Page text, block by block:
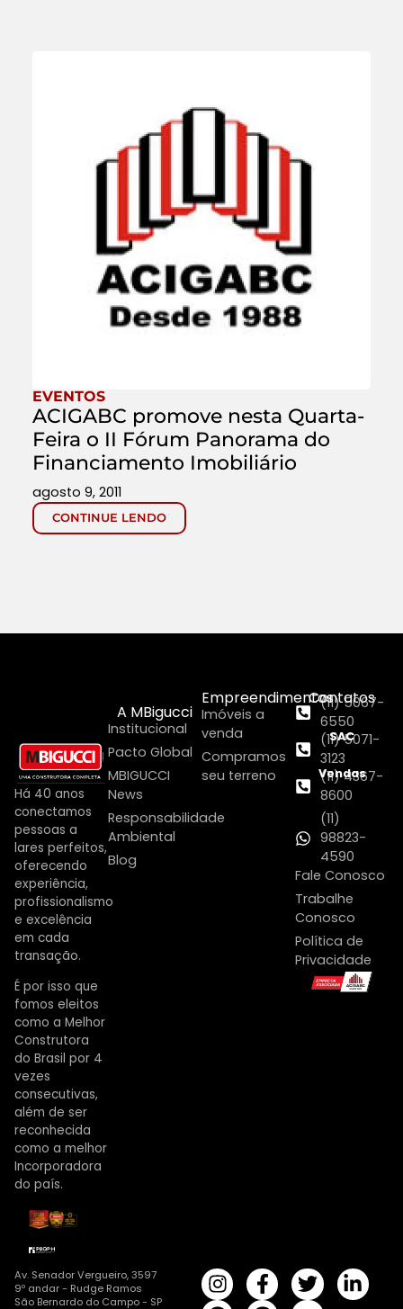
EVENTOS
ACIGABC promove nesta Quarta-
Feira o II Fórum Panorama do
Financiamento Imobiliário
CONTINUE LENDO
agosto 9, 2011
Há 40 anos
conectamos
pessoas a
lares perfeitos,
oferecendo
experiência,
profissionalismo
e excelência
em cada
transação.
É por isso que
fomos eleitos
como a Melhor
Construtora
do Brasil por 4
vezes
consecutivas,
além de ser
reconhecida
como a melhor
Incorporadora
do país.
A MBigucci
Institucional
Pacto Global
MBIGUCCI
News
Responsabilidade
Ambiental
Blog
Empreendimentos
Imóveis a
venda
Compramos
seu terreno
Contatos
(11) 5067-
6550
SAC
(11) 5071-
3123
Vendas
(11) 4367-
8600
(11)
98823-
4590
Fale Conosco
Trabalhe
Conosco
Política de
Privacidade
Av. Senador Vergueiro, 3597
9º andar - Rudge Ramos
São Bernardo do Campo - SP